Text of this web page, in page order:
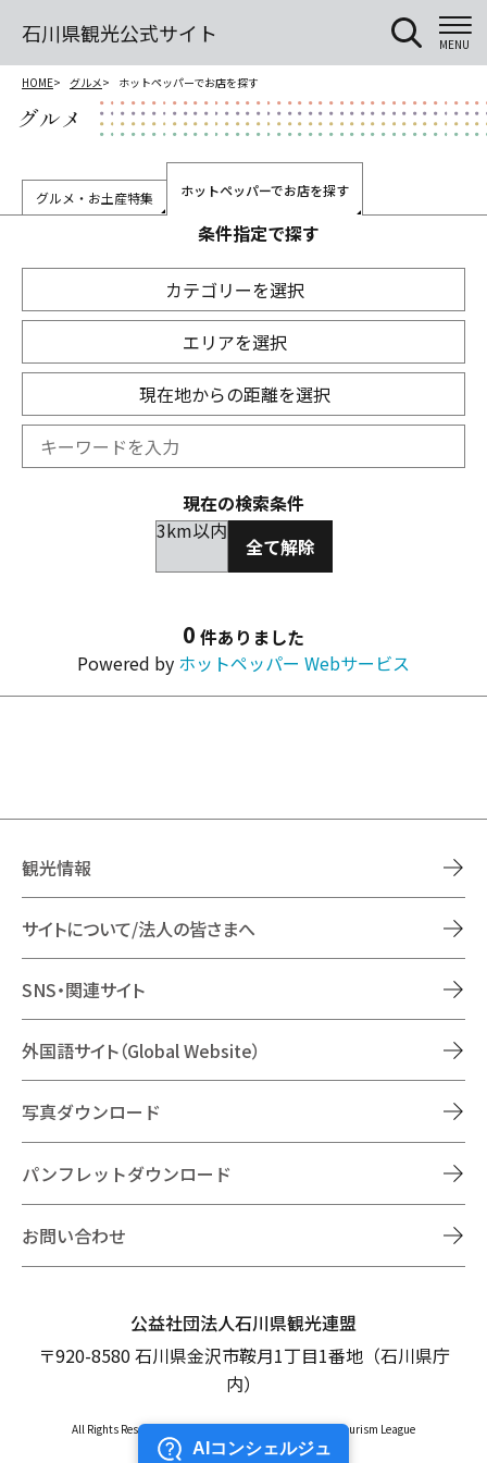
石川県観光公式サイト MENU
HOME グルメ ホットペッパーでお店を探す
グルメ
グルメ・お土産特集 ホットペッパーでお店を探す
条件指定で探す
カテゴリーを選択
エリアを選択
現在地からの距離を選択
現在の検索条件
3km以内
全て解除
0 件ありました
Powered by ホットペッパー Webサービス
観光情報
サイトについて/法人の皆さまへ
SNS・関連サイト
外国語サイト（Global Website）
写真ダウンロード
パンフレットダウンロード
お問い合わせ
公益社団法人石川県観光連盟
〒920-8580 石川県金沢市鞍月1丁目1番地（石川県庁
内）
All Rights Reserved Copyright © Ishikawa Prefectural Tourism League